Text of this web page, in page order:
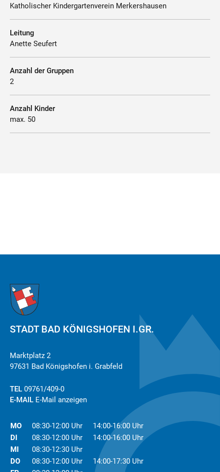
Katholischer Kindergartenverein Merkershausen
Leitung
Anette Seufert
Anzahl der Gruppen
2
Anzahl Kinder
max. 50
STADT BAD KÖNIGSHOFEN I.GR.
Marktplatz 2
97631 Bad Königshofen i. Grabfeld
TEL 09761/409-0
E-MAIL E-Mail anzeigen
MO 08:30-12:00 Uhr
14:00-16:00 Uhr
DI
08:30-12:00 Uhr
14:00-16:00 Uhr
MI
08:30-12:30 Uhr
DO
08:30-12:00 Uhr
14:00-17:30 Uhr